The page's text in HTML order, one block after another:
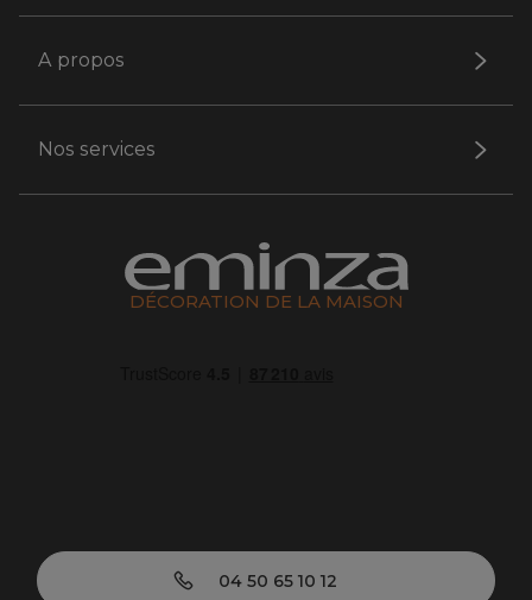
A propos
Nos services
DÉCORATION DE LA MAISON
04 50 65 10 12